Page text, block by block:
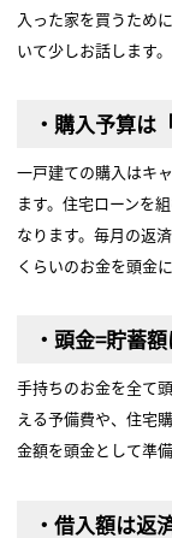
入った家を買うため
いて少しお話します。
・購入予算は
一戸建ての購入はキ
ます。住宅ローンを
なります。毎月の返
くらいのお金を頭金
・頭金=貯蓄
手持ちのお金を全て
える予備費や、住宅
金額を頭金として準
・借入額は返